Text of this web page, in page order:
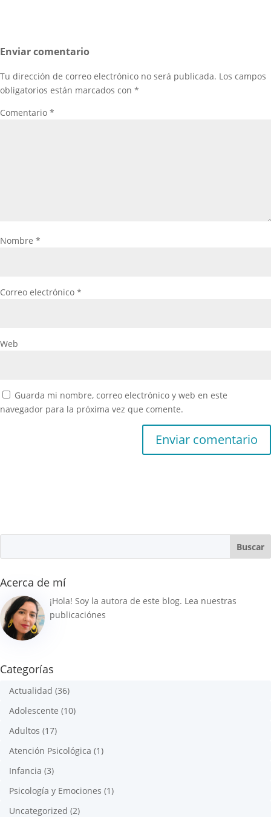
Enviar comentario
Tu dirección de correo electrónico no será publicada. Los campos
obligatorios están marcados con *
Comentario *
Nombre *
Correo electrónico *
Web
Guarda mi nombre, correo electrónico y web en este
navegador para la próxima vez que comente.
Acerca de mí
¡Hola! Soy la autora de este blog. Lea nuestras
publicaciónes
Categorías
Actualidad (36)
Adolescente (10)
Adultos (17)
Atención Psicológica (1)
Infancia (3)
Psicología y Emociones (1)
Uncategorized (2)